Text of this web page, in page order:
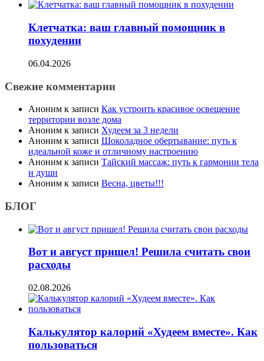
Клетчатка: ваш главный помощник в
похудении
06.04.2026
Свежие комментарии
Аноним к записи Как устроить красивое освещение
территории возле дома
Аноним к записи Худеем за 3 недели
Аноним к записи Шоколадное обертывание: путь к
идеальной коже и отличному настроению
Аноним к записи Тайский массаж: путь к гармонии тела
и души
Аноним к записи Весна, цветы!!!
БЛОГ
Вот и август пришел! Решила считать свои
расходы
02.08.2026
Калькулятор калорий «Худеем вместе». Как
пользоваться